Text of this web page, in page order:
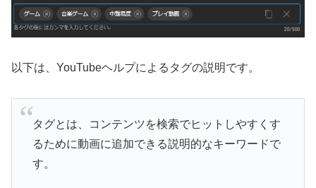
以下は、YouTubeヘルプによるタグの説明です。
タグとは、コンテンツを検索でヒットしやすくす
るために動画に追加できる説明的なキーワードで
す。